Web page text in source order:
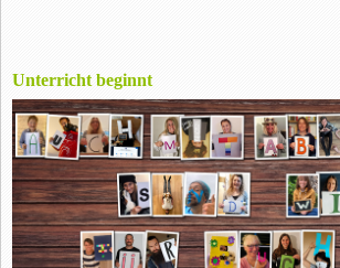
Unterricht beginnt